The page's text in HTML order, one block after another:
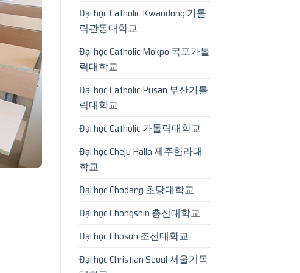
Đại học Catholic Kwandong 가톨
릭관동대학교
Đại học Catholic Mokpo 목포가톨
릭대학교
Đại học Catholic Pusan 부산가톨
릭대학교
Đại học Catholic 가톨릭대학교
Đại học Cheju Halla 제주한라대
학교
Đại học Chodang 초당대학교
Đại học Chongshin 총신대학교
Đại học Chosun 조선대학교
Đại học Christian Seoul 서울기독